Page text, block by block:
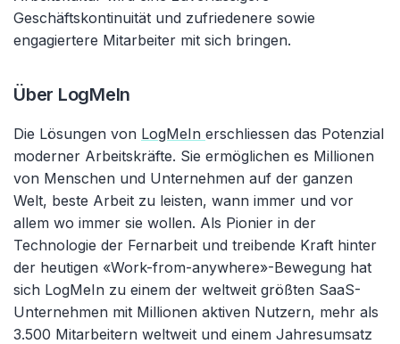
Geschäftskontinuität und zufriedenere sowie
engagiertere Mitarbeiter mit sich bringen.
Über LogMeIn
Die Lösungen von LogMeIn erschliessen das Potenzial
moderner Arbeitskräfte. Sie ermöglichen es Millionen
von Menschen und Unternehmen auf der ganzen
Welt, beste Arbeit zu leisten, wann immer und vor
allem wo immer sie wollen. Als Pionier in der
Technologie der Fernarbeit und treibende Kraft hinter
der heutigen «Work-from-anywhere»-Bewegung hat
sich LogMeIn zu einem der weltweit größten SaaS-
Unternehmen mit Millionen aktiven Nutzern, mehr als
3.500 Mitarbeitern weltweit und einem Jahresumsatz